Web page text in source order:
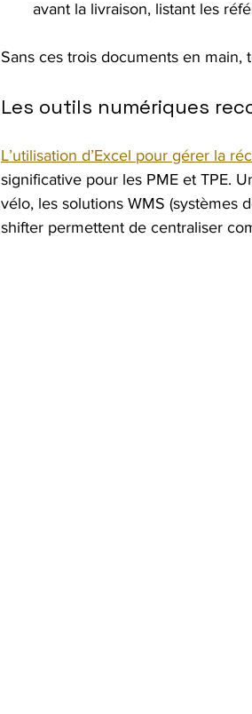
avant la livraison, listant les
Sans ces trois documents en
Les outils numériques
L’utilisation d’Excel pour gérer la
significative pour les PME et TPE.
vélo, les solutions WMS (systèmes
shifter permettent de centraliser